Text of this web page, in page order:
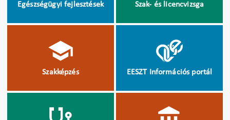
Egészségügyi fejlesztések Szak- és licencvizsga
Szakképzés EESZT Információs portál